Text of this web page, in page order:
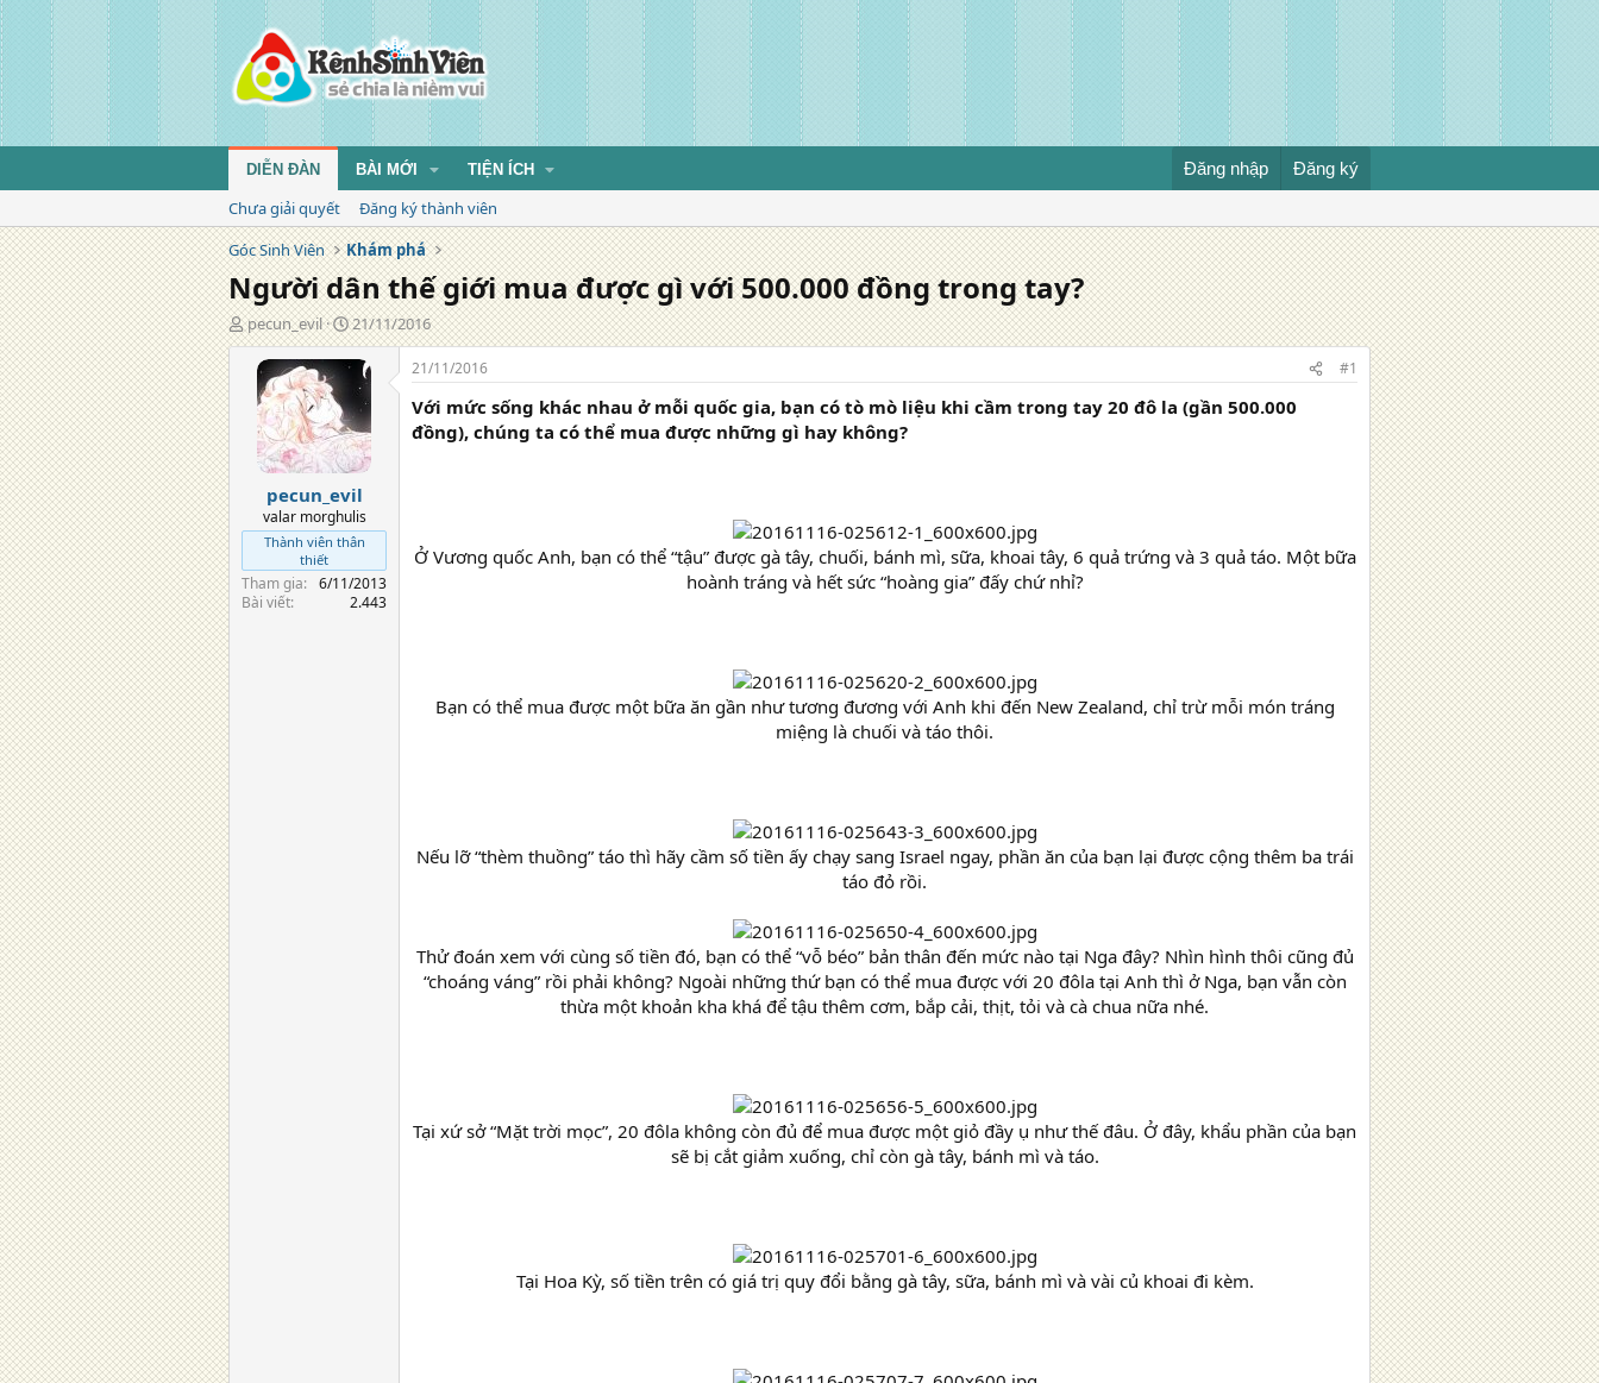
DIỄN ĐÀN BÀI MỚI TIỆN ÍCH Đăng nhập Đăng ký
Chưa giải quyết
Đăng ký thành viên
Góc Sinh Viên
Khám phá
Người dân thế giới mua được gì với 500.000 đồng trong tay?
T
á
pecun_evil
N
g
à
y
đ
ă
n
g
21/11/2016
pecun_evil
valar morghulis
Thành viên thân
thiết
Tham gia
6/11/2013
Bài viết
2.443
21/11/2016 #1
Với mức sống khác nhau ở mỗi quốc gia, bạn có tò mò liệu khi cầm trong tay 20 đô la (gần 500.000
đồng), chúng ta có thể mua được những gì hay không?
Ở Vương quốc Anh, bạn có thể “tậu” được gà tây, chuối, bánh mì, sữa, khoai tây, 6 quả trứng và 3 quả táo. Một bữa
hoành tráng và hết sức “hoàng gia” đấy chứ nhỉ?
Bạn có thể mua được một bữa ăn gần như tương đương với Anh khi đến New Zealand, chỉ trừ mỗi món tráng
miệng là chuối và táo thôi.
Nếu lỡ “thèm thuồng” táo thì hãy cầm số tiền ấy chạy sang Israel ngay, phần ăn của bạn lại được cộng thêm ba trái
táo đỏ rồi.
Thử đoán xem với cùng số tiền đó, bạn có thể “vỗ béo” bản thân đến mức nào tại Nga đây? Nhìn hình thôi cũng đủ
“choáng váng” rồi phải không? Ngoài những thứ bạn có thể mua được với 20 đôla tại Anh thì ở Nga, bạn vẫn còn
thừa một khoản kha khá để tậu thêm cơm, bắp cải, thịt, tỏi và cà chua nữa nhé.
Tại xứ sở “Mặt trời mọc”, 20 đôla không còn đủ để mua được một giỏ đầy ụ như thế đâu. Ở đây, khẩu phần của bạn
sẽ bị cắt giảm xuống, chỉ còn gà tây, bánh mì và táo.
Tại Hoa Kỳ, số tiền trên có giá trị quy đổi bằng gà tây, sữa, bánh mì và vài củ khoai đi kèm.